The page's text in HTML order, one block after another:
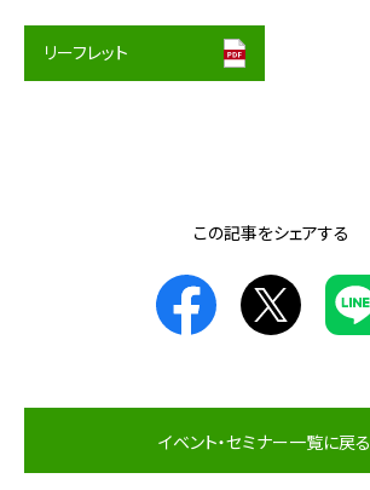
リーフレット
この記事をシェアする
イベント・セミナー一覧に戻る